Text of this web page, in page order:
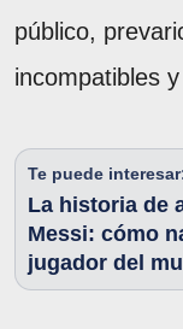
público,
incompatibles
Te puede
La historia de
Messi: cómo
jugador del